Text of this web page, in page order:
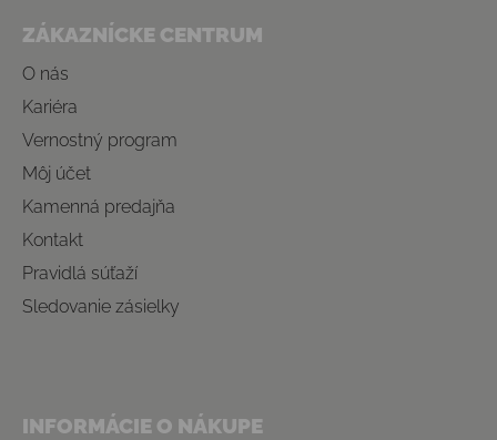
ZÁKAZNÍCKE CENTRUM
O nás
Kariéra
Vernostný program
Môj účet
Kamenná predajňa
Kontakt
Pravidlá súťaží
Sledovanie zásielky
INFORMÁCIE O NÁKUPE